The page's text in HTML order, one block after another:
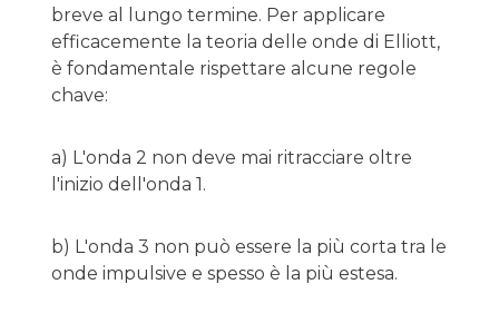
breve al lungo termine. Per applicare
efficacemente la teoria delle onde di Elliott,
è fondamentale rispettare alcune regole
chave:
a) L'onda 2 non deve mai ritracciare oltre
l'inizio dell'onda 1.
b) L'onda 3 non può essere la più corta tra le
onde impulsive e spesso è la più estesa.